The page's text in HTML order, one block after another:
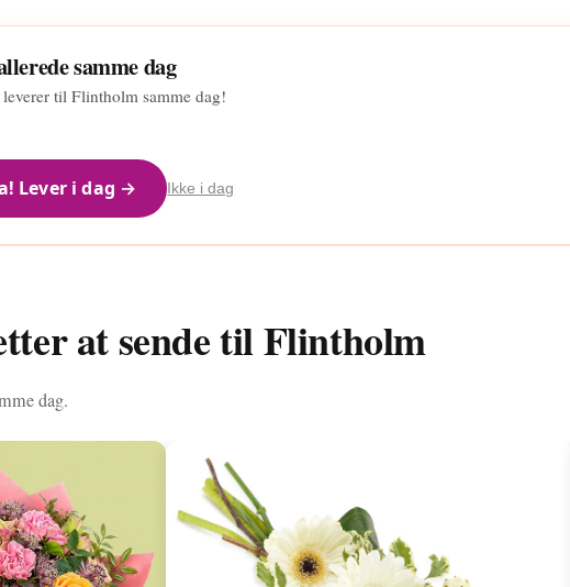
samme dag
til Flintholm samme dag!
Lever i dag → Ikke i dag
at sende til Flintholm
dag.